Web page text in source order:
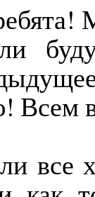
Всем
все